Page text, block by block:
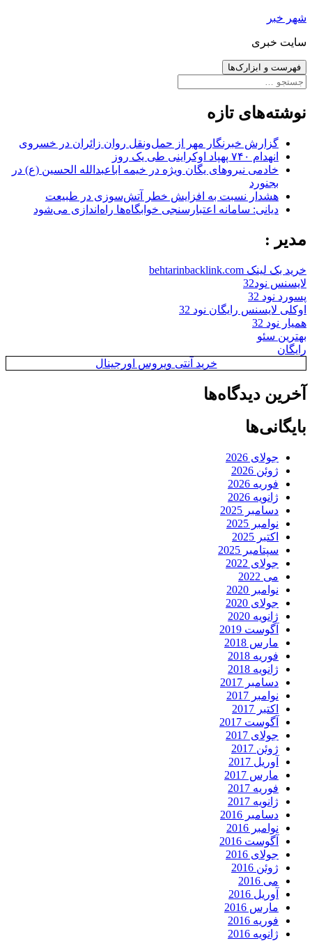
رفتن
نوشته‌ها
شهر خبر
سایت خبری
فهرست و ابزارک‌ها
جستجو
نوشته‌های تازه
گزارش خبرنگار مهر از حمل‌ونقل روان زائران در خسروی
انهدام ۷۴۰ پهپاد اوکراینی طی یک روز
خادمی نیروهای یگان ویژه در خیمه اباعبدالله الحسین (ع) در
بجنورد
هشدار نسبت به افزایش خطر آتش‌سوزی در طبیعت
دیانی: سامانه اعتبارسنجی خوابگاه‌ها راه‌اندازی می‌شود
مدیر :
خرید بک لینک behtarinbacklink.com
لایسنس نود32
پسورد نود 32
اوکلی لایسنس رایگان نود 32
همیار نود 32
بهترین سئو
رایگان
خرید آنتی ویروس اورجینال
آخرین دیدگاه‌ها
بایگانی‌ها
جولای 2026
ژوئن 2026
فوریه 2026
ژانویه 2026
دسامبر 2025
نوامبر 2025
اکتبر 2025
سپتامبر 2025
جولای 2022
می 2022
نوامبر 2020
جولای 2020
ژانویه 2020
آگوست 2019
مارس 2018
فوریه 2018
ژانویه 2018
دسامبر 2017
نوامبر 2017
اکتبر 2017
آگوست 2017
جولای 2017
ژوئن 2017
آوریل 2017
مارس 2017
فوریه 2017
ژانویه 2017
دسامبر 2016
نوامبر 2016
آگوست 2016
جولای 2016
ژوئن 2016
می 2016
آوریل 2016
مارس 2016
فوریه 2016
ژانویه 2016